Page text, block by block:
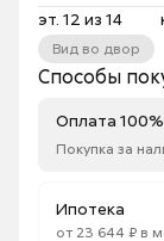
эт. 12 из 14
Вид во двор
Способы
Оплата 100%
Ипотека
от 23 644 ₽ в